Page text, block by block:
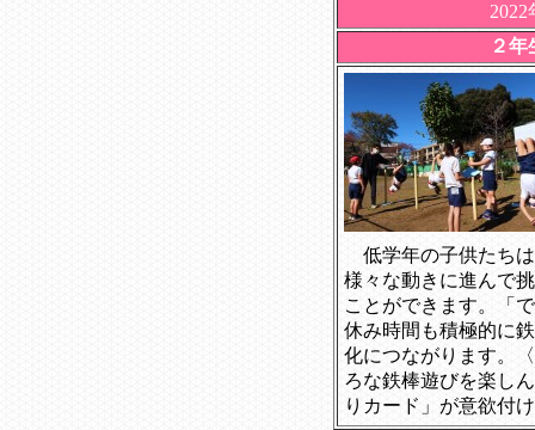
２
低学年の子供たち
様々な動きに進んで
ことができます。「
休み時間も積極的に
化につながります。
ろな鉄棒遊びを楽し
りカード」が意欲付